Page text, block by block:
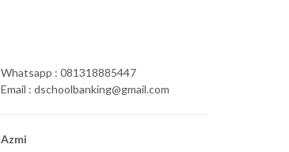
Whatsapp : 081318885447
Email : dschoolbanking@gmail.com
Azmi